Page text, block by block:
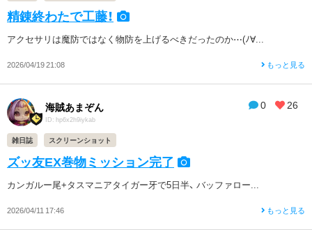
精錬終わたで工藤！
アクセサリは魔防ではなく物防を上げるべきだったのか⋯(ﾉ∀...
2026/04/19 21:08 もっと見る
0 26
海賊あまぞん
ID: hp6x2h9iykab
雑日誌 スクリーンショット
ズッ友EX巻物ミッション完了
カンガルー尾+タスマニアタイガー牙で5日半、 バッファロー...
2026/04/11 17:46 もっと見る